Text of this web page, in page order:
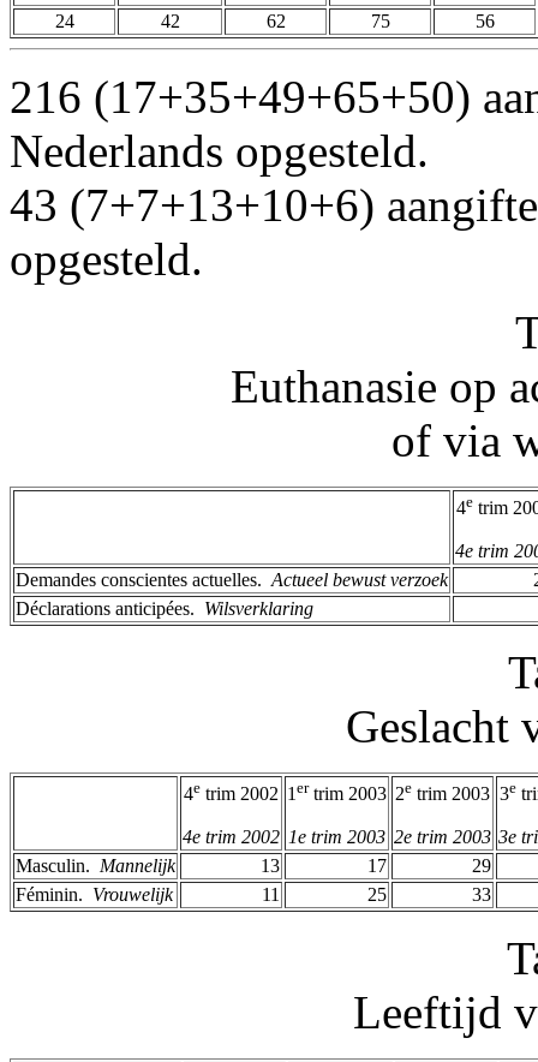
24
42 62 75 56
216 (17+35+49+65+50)
Nederlands opgesteld.
43 (7+7+13+10+6)
opgesteld.
Euthanasie op
of via
4e trim
4e trim
Demandes conscientes actuelles. ­ Actueel bewust verzoek
Déclarations anticipées. ­ Wilsverklaring
Geslacht
4e trim 2002
4e trim 2002
1 ertrim 2003
1e trim 2003
2e trim 2003
2e trim 2003
3e
3e
Masculin. ­ Mannelijk 13 17
29
Féminin. ­ Vrouwelijk 11 25 33
Leeftijd